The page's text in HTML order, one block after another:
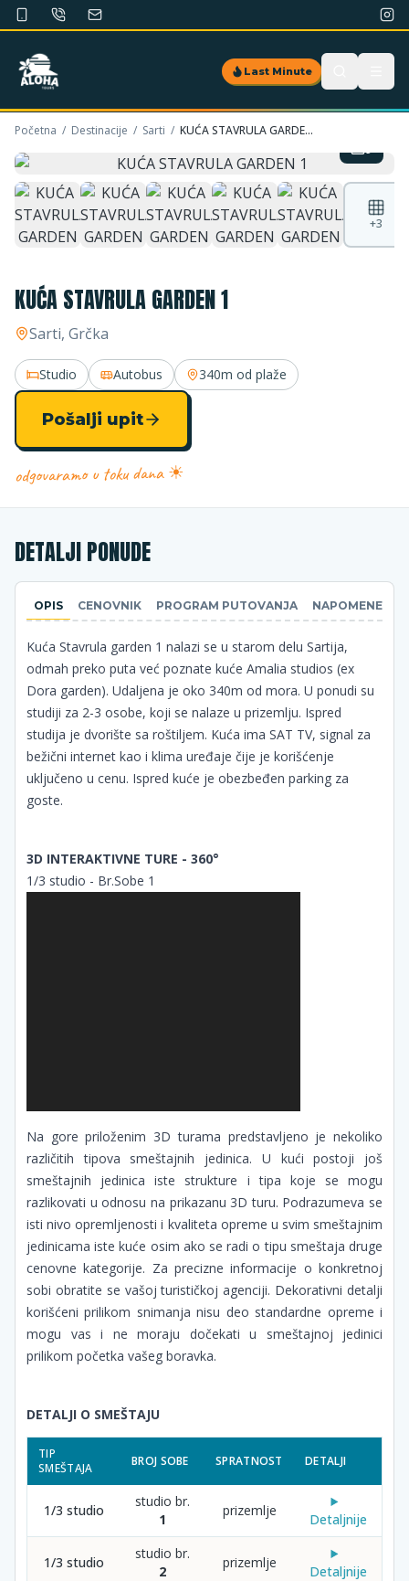
Last Minute
Početna / Destinacije / Sarti / KUĆA STAVRULA GARDEN 1
9
+3
KUĆA STAVRULA GARDEN 1
Sarti, Grčka
Studio Autobus 340m od plaže
Pošalji upit
odgovaramo u toku dana ☀
DETALJI PONUDE
OPIS CENOVNIK PROGRAM PUTOVANJA NAPOMENE
Kuća Stavrula garden 1 nalazi se u starom delu Sartija,
odmah preko puta već poznate kuće Amalia studios (ex
Dora garden). Udaljena je oko 340m od mora. U ponudi su
studiji za 2-3 osobe, koji se nalaze u prizemlju. Ispred
studija je dvorište sa roštiljem. Kuća ima SAT TV, signal za
bežični internet kao i klima uređaje čije je korišćenje
uključeno u cenu. Ispred kuće je obezbeđen parking za
goste.
3D INTERAKTIVNE TURE - 360°
1/3 studio - Br.Sobe 1
Na gore priloženim 3D turama predstavljeno je nekoliko
različitih tipova smeštajnih jedinica. U kući postoji još
smeštajnih jedinica iste strukture i tipa koje se mogu
razlikovati u odnosu na prikazanu 3D turu. Podrazumeva se
isti nivo opremljenosti i kvaliteta opreme u svim smeštajnim
jedinicama iste kuće osim ako se radi o tipu smeštaja druge
cenovne kategorije. Za precizne informacije o konkretnoj
sobi obratite se vašoj turističkoj agenciji. Dekorativni detalji
korišćeni prilikom snimanja nisu deo standardne opreme i
mogu vas i ne moraju dočekati u smeštajnoj jedinici
prilikom početka vašeg boravka.
DETALJI O SMEŠTAJU
TIP
SMEŠTAJA
BROJ SOBE SPRATNOST DETALJI
1/3 studio
studio br.
1
prizemlje
Detaljnije
1/3 studio
studio br.
2
prizemlje
Detaljnije